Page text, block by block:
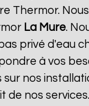
Thermor.
La Mure.
privé
à vos
nos
de nos